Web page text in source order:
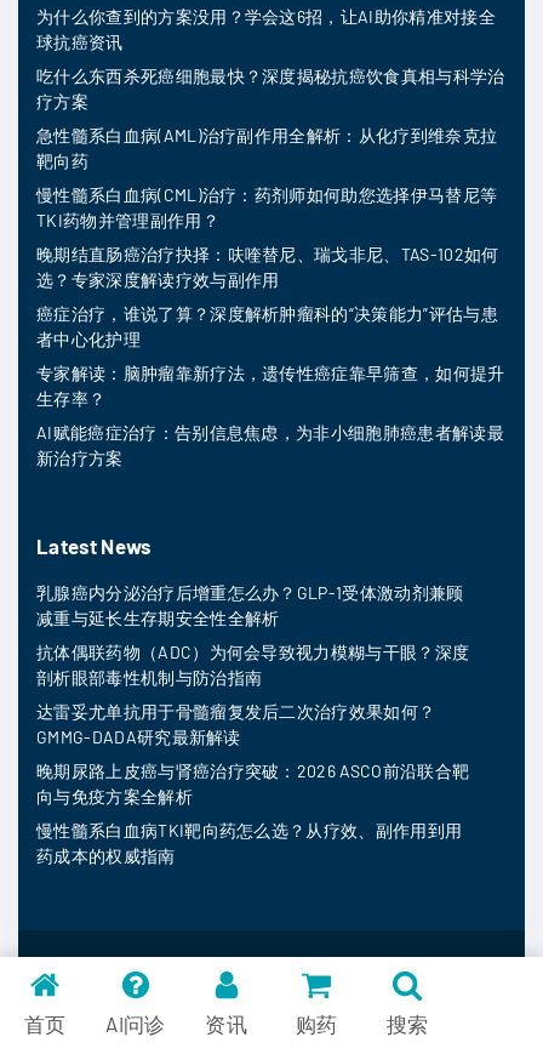
为什么你查到的方案没用？学会这6招，让AI助你精准对接全
球抗癌资讯
吃什么东西杀死癌细胞最快？深度揭秘抗癌饮食真相与科学治
疗方案
急性髓系白血病(AML)治疗副作用全解析：从化疗到维奈克拉
靶向药
慢性髓系白血病(CML)治疗：药剂师如何助您选择伊马替尼等
TKI药物并管理副作用？
晚期结直肠癌治疗抉择：呋喹替尼、瑞戈非尼、TAS-102如何
选？专家深度解读疗效与副作用
癌症治疗，谁说了算？深度解析肿瘤科的“决策能力”评估与患
者中心化护理
专家解读：脑肿瘤靠新疗法，遗传性癌症靠早筛查，如何提升
生存率？
AI赋能癌症治疗：告别信息焦虑，为非小细胞肺癌患者解读最
新治疗方案
Latest News
乳腺癌内分泌治疗后增重怎么办？GLP-1受体激动剂兼顾
减重与延长生存期安全性全解析
抗体偶联药物（ADC）为何会导致视力模糊与干眼？深度
剖析眼部毒性机制与防治指南
达雷妥尤单抗用于骨髓瘤复发后二次治疗效果如何？
GMMG-DADA研究最新解读
晚期尿路上皮癌与肾癌治疗突破：2026 ASCO前沿联合靶
向与免疫方案全解析
慢性髓系白血病TKI靶向药怎么选？从疗效、副作用到用
药成本的权威指南
MedFind © 2026
首页 AI问诊 资讯 购药 搜索